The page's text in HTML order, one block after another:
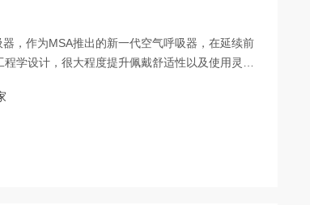
，作为MSA推出的新一代空气呼吸器，在延续前
学设计，很大程度提升佩戴舒适性以及使用灵活
用户体验。可广泛用